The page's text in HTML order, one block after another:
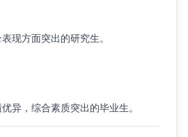
现方面突出的研究生。
异，综合素质突出的毕业生。